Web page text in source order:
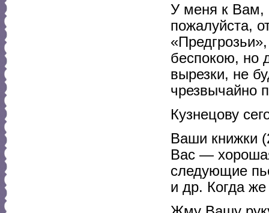
У меня к Вам,
пожалуйста,
беспокою, но
вырезки, не
чрезвычайно
Кузнецову
Ваши книжки
Вас —
следующие
и др. Когда